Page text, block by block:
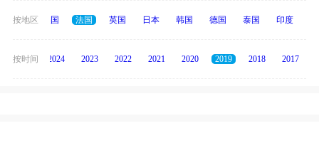
按地区
中国 美国 法国 英国 日本 韩国 德国 泰国 印度
按时间
2025 2024 2023 2022 2021 2020 2019 2018 2017